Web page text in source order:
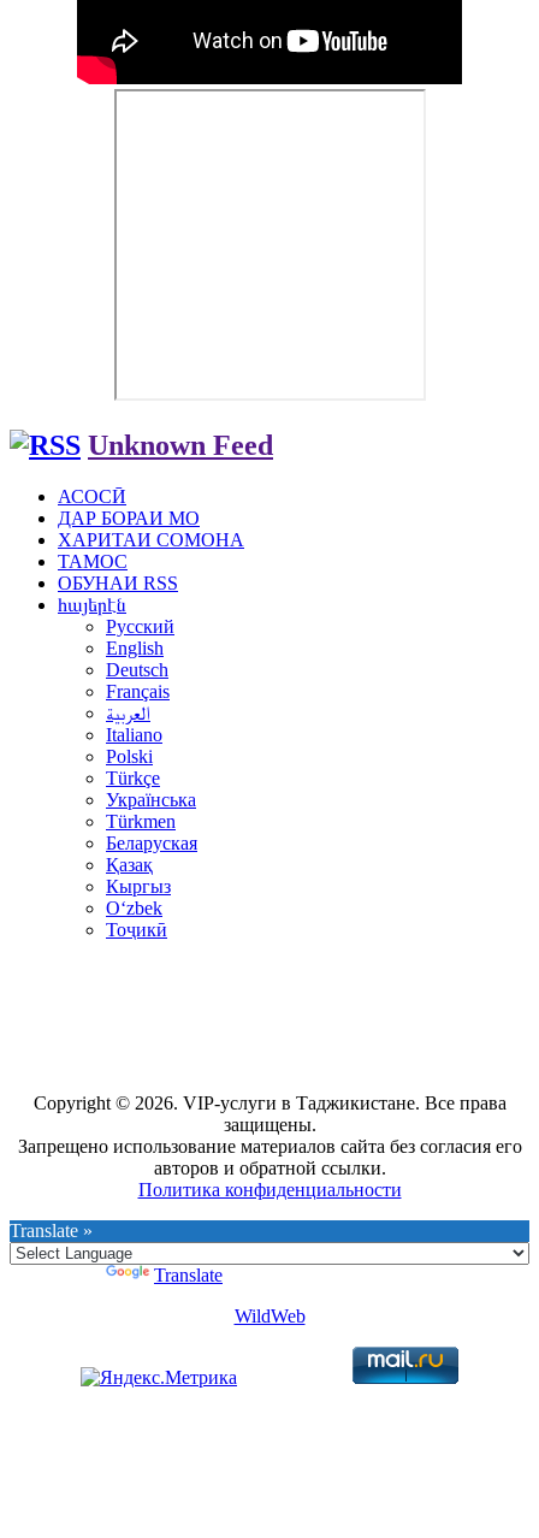
Unknown Feed
АСОСӢ
ДАР БОРАИ МО
ХАРИТАИ СОМОНА
ТАМОС
ОБУНАИ RSS
հայերէն
Русский
English
Deutsch
Français
العربية
Italiano
Polski
Türkçe
Українська
Türkmen
Беларуская
Қазақ
Кыргыз
Oʻzbek
Тоҷикӣ
Copyright © 2026. VIP-услуги в Таджикистане. Все права
защищены.
Запрещено использование материалов сайта без согласия его
авторов и обратной ссылки.
Политика конфиденциальности
Translate »
Translate
WildWeb